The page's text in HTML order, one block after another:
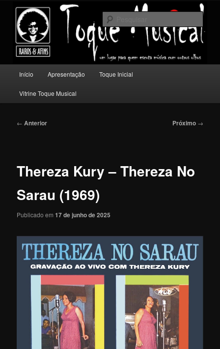
conteúdo
principalToque Musical
Um lugar para quem escuta música com outros olhos.
principal
Início Apresentação Toque Inicial
Vitrine Toque Musical
Navegação
← Anterior Próximo →
Thereza Kury – Thereza No
Sarau (1969)
Publicado em17 de junho de 2025